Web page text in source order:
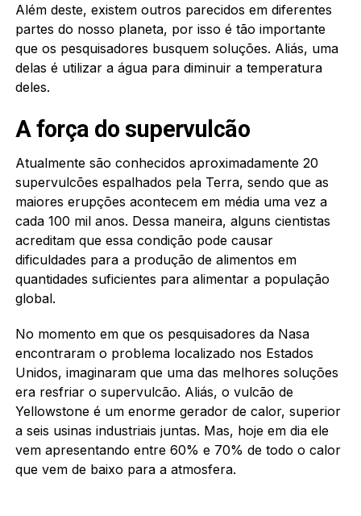
Além deste, existem outros parecidos em diferentes
partes do nosso planeta, por isso é tão importante
que os pesquisadores busquem soluções. Aliás, uma
delas é utilizar a água para diminuir a temperatura
deles.
A força do supervulcão
Atualmente são conhecidos aproximadamente 20
supervulcões espalhados pela Terra, sendo que as
maiores erupções acontecem em média uma vez a
cada 100 mil anos. Dessa maneira, alguns cientistas
acreditam que essa condição pode causar
dificuldades para a produção de alimentos em
quantidades suficientes para alimentar a população
global.
No momento em que os pesquisadores da Nasa
encontraram o problema localizado nos Estados
Unidos, imaginaram que uma das melhores soluções
era resfriar o supervulcão. Aliás, o vulcão de
Yellowstone é um enorme gerador de calor, superior
a seis usinas industriais juntas. Mas, hoje em dia ele
vem apresentando entre 60% e 70% de todo o calor
que vem de baixo para a atmosfera.